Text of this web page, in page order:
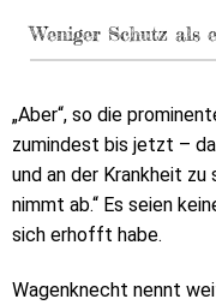
Weniger Schutz als
„Aber“, so die
zumindest bis jetzt –
und an der Krankheit
nimmt ab.“ Es seien
sich erhofft habe.
Wagenknecht nennt